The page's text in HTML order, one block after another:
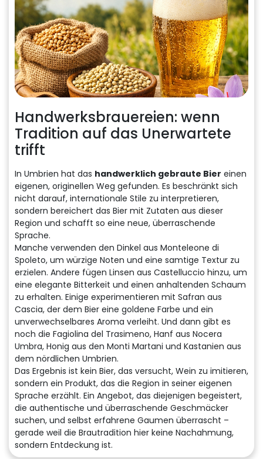
Handwerksbrauereien: wenn
Tradition auf das Unerwartete
trifft
In Umbrien hat das handwerklich gebraute Bier einen
eigenen, originellen Weg gefunden. Es beschränkt sich
nicht darauf, internationale Stile zu interpretieren,
sondern bereichert das Bier mit Zutaten aus dieser
Region und schafft so eine neue, überraschende
Sprache.
Manche verwenden den Dinkel aus Monteleone di
Spoleto, um würzige Noten und eine samtige Textur zu
erzielen. Andere fügen Linsen aus Castelluccio hinzu, um
eine elegante Bitterkeit und einen anhaltenden Schaum
zu erhalten. Einige experimentieren mit Safran aus
Cascia, der dem Bier eine goldene Farbe und ein
unverwechselbares Aroma verleiht. Und dann gibt es
noch die Fagiolina del Trasimeno, Hanf aus Nocera
Umbra, Honig aus den Monti Martani und Kastanien aus
dem nördlichen Umbrien.
Das Ergebnis ist kein Bier, das versucht, Wein zu imitieren,
sondern ein Produkt, das die Region in seiner eigenen
Sprache erzählt. Ein Angebot, das diejenigen begeistert,
die authentische und überraschende Geschmäcker
suchen, und selbst erfahrene Gaumen überrascht –
gerade weil die Brautradition hier keine Nachahmung,
sondern Entdeckung ist.